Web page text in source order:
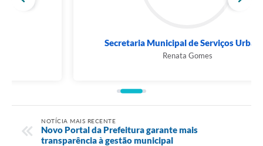
Secretaria Municipal de Serviços Urbanos
NOTÍCIA MAIS RECENTE
Novo Portal da Prefeitura garante mais
transparência à gestão municipal